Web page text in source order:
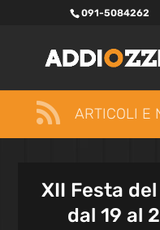
091-5084262
 ARTICOLI E
XII Festa
dal 19 al